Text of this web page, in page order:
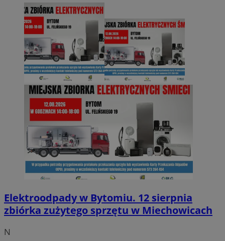
Elektroodpady w Bytomiu. 12 sierpnia
zbiórka zużytego sprzętu w Miechowicach
N